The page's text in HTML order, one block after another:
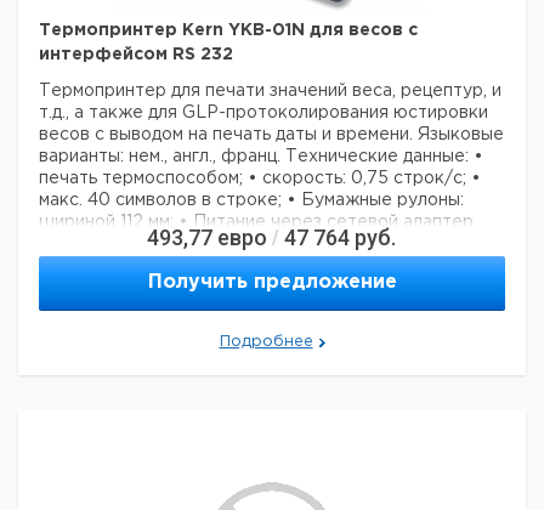
Термопринтер Kern YKB-01N для весов с
интерфейсом RS 232
Термопринтер для печати значений веса, рецептур, и
т.д., а также для GLP-протоколирования юстировки
весов с выводом на печать даты и времени. Языковые
варианты: нем., англ., франц.
Технические данные: •
печать термоспособом; • скорость: 0,75 строк/с; •
макс. 40 символов в строке; • Бумажные рулоны:
шириной 112 мм; • Питание через сетевой адаптер
230 В / 50 Гц (серийно);• Габаритные размеры
корпуса ШxГxВ 165x140x50 мм;• Интерфейсный
кабель не входит в комплект поставки.Пожалуйста,
указывайте модель весов, чтобы можно было
предварительно конфигурировать принтер на
493,77 евро / 47 764 руб.
Получить предложение
Подробнее